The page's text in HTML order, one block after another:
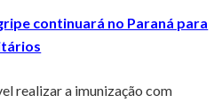
continuará no Paraná para
realizar a imunização com